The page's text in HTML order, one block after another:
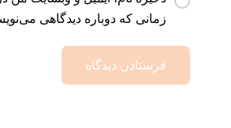
زمانی که دوباره دیدگاهی